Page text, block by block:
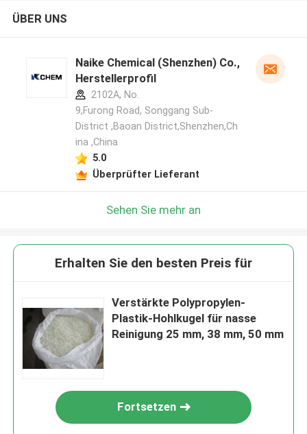
ÜBER UNS
Naike Chemical (Shenzhen) Co., Ltd
Herstellerprofil
2102A, No.
9,Furong Road, Songgang Sub-
District ,Baoan District,Shenzhen,Ch
ina ,China
5.0
Überprüfter Lieferant
Sehen Sie mehr an
Erhalten Sie den besten Preis für
Verstärkte Polypropylen-
Plastik-Hohlkugel für nasse
Reinigung 25 mm, 38 mm, 50 mm
Fortsetzen